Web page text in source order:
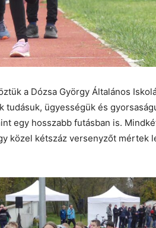
a Dózsa György Általános
tudásuk, ügyességük és
egy hosszabb futásban is.
közel kétszáz versenyzőt mértek